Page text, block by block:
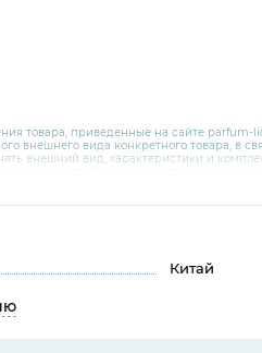
товара, приведенные на сайте parfum-
внешнего вида конкретного товара, в
внешний вид, характеристики и
8 800 200 78 80.
Китай